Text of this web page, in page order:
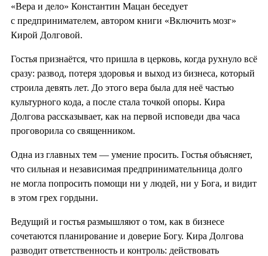
«Вера и дело» Константин Мацан беседует
с предпринимателем, автором книги «Включить мозг»
Кирой Долговой.
Гостья признаётся, что пришла в церковь, когда рухнуло всё
сразу: развод, потеря здоровья и выход из бизнеса, который
строила девять лет. До этого вера была для неё частью
культурного кода, а после стала точкой опоры. Кира
Долгова рассказывает, как на первой исповеди два часа
проговорила со священником.
Одна из главных тем — умение просить. Гостья объясняет,
что сильная и независимая предпринимательница долго
не могла попросить помощи ни у людей, ни у Бога, и видит
в этом грех гордыни.
Ведущий и гостья размышляют о том, как в бизнесе
сочетаются планирование и доверие Богу. Кира Долгова
разводит ответственность и контроль: действовать